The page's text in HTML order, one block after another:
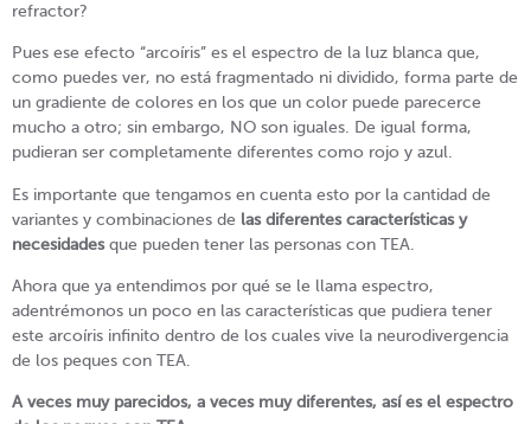
refractor?
Pues ese efecto “arcoíris” es el espectro de la luz blanca que,
como puedes ver, no está fragmentado ni dividido, forma parte de
un gradiente de colores en los que un color puede parecerce
mucho a otro; sin embargo, NO son iguales. De igual forma,
pudieran ser completamente diferentes como rojo y azul.
Es importante que tengamos en cuenta esto por la cantidad de
variantes y combinaciones de las diferentes características y
necesidadesque pueden tener las personas con TEA.
Ahora que ya entendimos por qué se le llama espectro,
adentrémonos un poco en las características que pudiera tener
este arcoíris infinito dentro de los cuales vive la neurodivergencia
de los peques con TEA.
A veces muy parecidos, a veces muy diferentes, así es el espectro